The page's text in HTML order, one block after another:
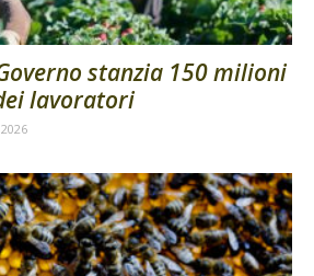
stanzia 150 milioni
lavoratori